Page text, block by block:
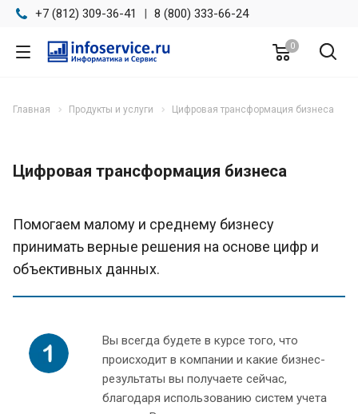
+7 (812) 309-36-41 | 8 (800) 333-66-24
0
Главная Продукты и услуги Цифровая трансформация бизнеса
Цифровая трансформация бизнеса
Помогаем малому и среднему бизнесу
принимать верные решения на основе цифр и
объективных данных.
Вы всегда будете в курсе того, что
происходит в компании и какие бизнес-
результаты вы получаете сейчас,
благодаря использованию систем учета